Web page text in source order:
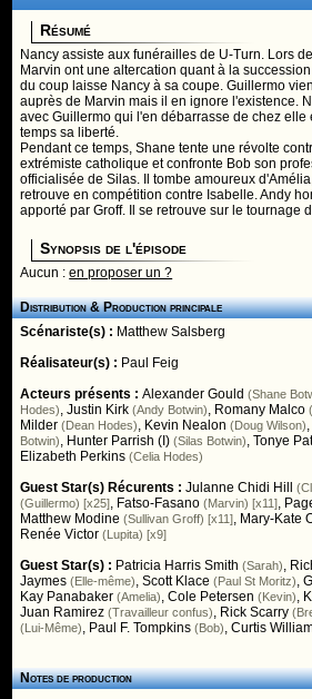
Résumé
Nancy assiste aux funérailles de U-Turn. Lors
Marvin ont une altercation quant à la
du coup laisse Nancy à sa coupe. Guillermo
auprès de Marvin mais il en ignore l'existence.
avec Guillermo qui l'en débarrasse de chez elle
temps sa liberté.
Pendant ce temps, Shane tente une révolte
extrémiste catholique et confronte Bob son
officialisée de Silas. Il tombe amoureux
retrouve en compétition contre Isabelle. Andy
apporté par Groff. Il se retrouve sur le tournage
Synopsis de l'épisode
Aucun :en proposer un ?
Distribution & Production principale
Scénariste(s) : Matthew Salsberg
Réalisateur(s) : Paul Feig
Acteurs présents :Alexander Gould (Shane
Hodes),Justin Kirk (Andy Botwin), Romany Malco
Milder (Dean Hodes), Kevin Nealon (Doug Wilson),
Botwin), Hunter Parrish (I) (Silas Botwin),Tonye
Elizabeth Perkins (Celia Hodes)
Guest Star(s) Récurents :Julanne Chidi Hill
(Guillermo) [x25], Fatso-Fasano (Marvin) [x11],
Matthew Modine (Sullivan Groff) [x11], Mary-Kate
Renée Victor (Lupita) [x9]
Guest Star(s) : Patricia Harris Smith (Sarah),
Jaymes (Elle-même),Scott Klace (Paul St Moritz),
Kay Panabaker (Amelia),Cole Petersen (Kevin),
Juan Ramirez (Travailleur confus), Rick Scarry
(Lui-Même), Paul F. Tompkins (Bob),Curtis
Notes de production